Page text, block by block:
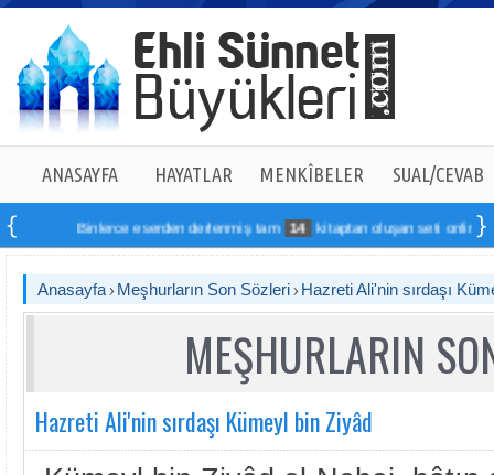
ANASAYFA HAYATLAR MENKÎBELER SUAL/CEVAB
Binlerce eserden derlenmiş tam 14 kitaptan oluşan seti online
Anasayfa Meşhurların Son Sözleri Hazreti Ali'nin sırdaşı
MEŞHURLARIN
Hazreti Ali'nin sırdaşı Kümeyl bin Ziyâd